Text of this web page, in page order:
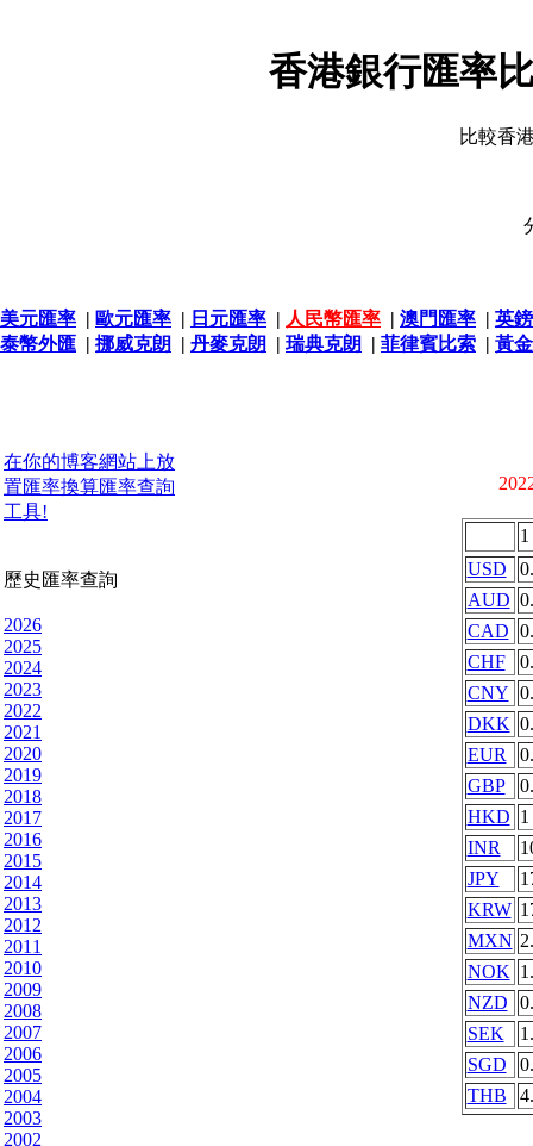
香港銀行匯率
比較香
美元匯率 | 歐元匯率 | 日元匯率 | 人民幣匯率 | 澳門匯率 | 英
泰幣外匯 | 挪威克朗 | 丹麥克朗 | 瑞典克朗 | 菲律賓比索 | 黃
在你的博客網站上放
置匯率換算匯率查詢
工具!
歷史匯率查詢
2026
2025
2024
2023
2022
2021
2020
2019
2018
2017
2016
2015
2014
2013
2012
2011
2010
2009
2008
2007
2006
2005
2004
2003
2002
1
USD
AUD
CAD
CHF
CNY
DKK
EUR
GBP
HKD 1
INR
JPY
KRW
MXN
NOK
NZD
SEK
SGD
THB